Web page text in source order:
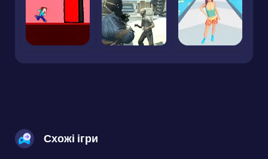
Схожі ігри